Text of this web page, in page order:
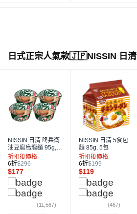
日式正宗人氣款🇯🇵NISSIN 日清
NISSIN 日清 咚兵衛
油豆腐烏龍麵 95g, 4
入
折扣後價格
6折$296
$177
(11,567)
NISSIN 日清 5食包
麵 85g, 5包
折扣後價格
6折$199
$119
(467)